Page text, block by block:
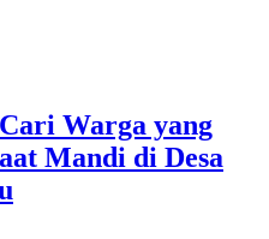
Warga yang
Mandi di Desa